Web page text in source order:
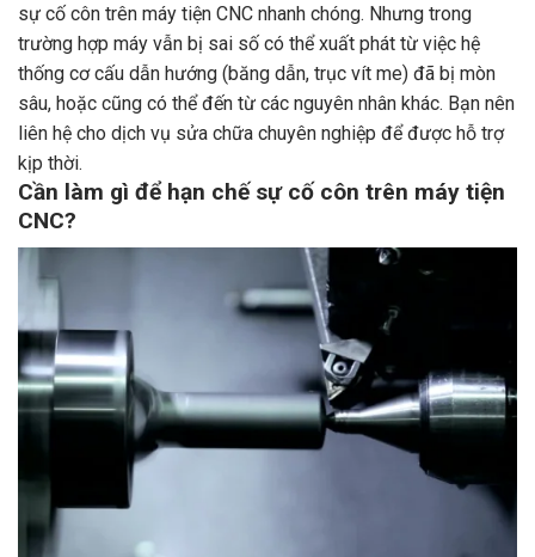
sự cố côn trên máy tiện CNC nhanh chóng. Nhưng trong
trường hợp máy vẫn bị sai số có thể xuất phát từ việc hệ
thống cơ cấu dẫn hướng (băng dẫn, trục vít me) đã bị mòn
sâu, hoặc cũng có thể đến từ các nguyên nhân khác. Bạn nên
liên hệ cho dịch vụ sửa chữa chuyên nghiệp để được hỗ trợ
kịp thời.
Cần làm gì để hạn chế sự cố côn trên máy tiện
CNC?